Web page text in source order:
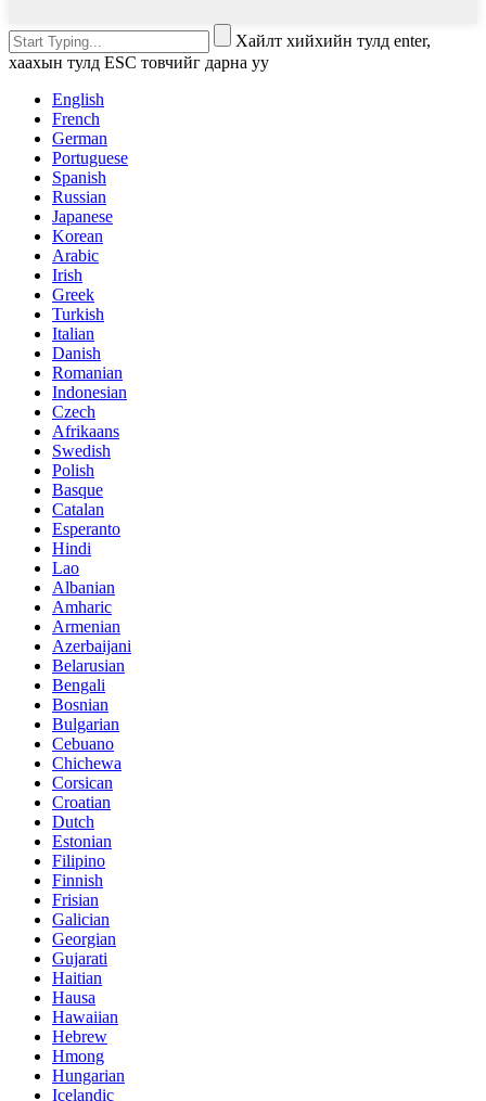
Хайлт хийхийн тулд enter,
хаахын тулд ESC товчийг дарна уу
English
French
German
Portuguese
Spanish
Russian
Japanese
Korean
Arabic
Irish
Greek
Turkish
Italian
Danish
Romanian
Indonesian
Czech
Afrikaans
Swedish
Polish
Basque
Catalan
Esperanto
Hindi
Lao
Albanian
Amharic
Armenian
Azerbaijani
Belarusian
Bengali
Bosnian
Bulgarian
Cebuano
Chichewa
Corsican
Croatian
Dutch
Estonian
Filipino
Finnish
Frisian
Galician
Georgian
Gujarati
Haitian
Hausa
Hawaiian
Hebrew
Hmong
Hungarian
Icelandic